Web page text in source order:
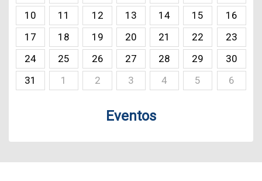
10
11 12 13 14 15
16
17
18 19 20 21 22
23
24
25 26 27 28 29
30
31
1 2 3 4 5 6
Eventos